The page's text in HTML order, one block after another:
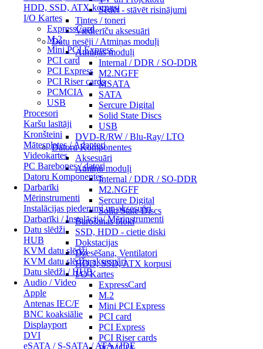
HDD, SSD, ATX korpusi
I/O Kartes
ExpressCard
M.2
Mini PCI Express
PCI card
PCI Express
PCI Riser cards
PCMCIA
USB
Procesori
Karšu lasītāji
Kronšteini
Mātesplates / Adapteri
Videokartes
PC Barebones / datori
Datoru Komponentes
Darbarīki
Mērinstrumenti
Instalācijas piederumi un aksesuāri
Darbarīki / Instalācija/ Mērinstrumenti
Datu slēdži
HUB
KVM datu slēdži
KVM datu slēdžu aksesuāri
Datu slēdži / HUB
Audio / Video
Apple
Antenas IEC/F
BNC koaksiālie
Displayport
DVI
eSATA / S-SATA / ATA / IDE
Sēdēt - stāvēt risinājumi
Tintes / toneri
Viedierīču aksesuāri
Datu nesēji / Atmiņas moduļi
Atmiņas moduļi
Internal / DDR / SO-DDR
M2.NGFF
MSATA
SATA
Sercure Digital
Solid State Discs
USB
DVD-R/RW / Blu-Ray/ LTO
Datoru Komponentes
Aksesuāri
Atmiņu moduļi
Internal / DDR / SO-DDR
M2.NGFF
Sercure Digital
Solid State Discs
Barošanas bloki
SSD, HDD - cietie diski
Dokstacijas
Dzesēšana, Ventilatori
HDD, SSD, ATX korpusi
I/O Kartes
ExpressCard
M.2
Mini PCI Express
PCI card
PCI Express
PCI Riser cards